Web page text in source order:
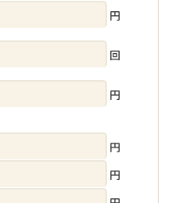
円
回
円
円
円